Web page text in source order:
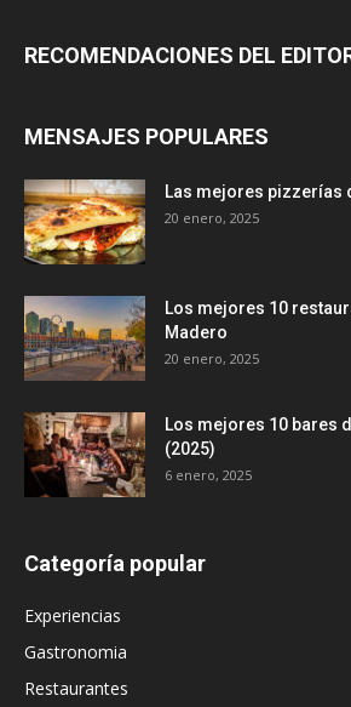
RECOMENDACIONES DEL
MENSAJES POPULARES
Las mejores pizzerías
20 enero, 2025
Los mejores 10
Madero
20 enero, 2025
Los mejores 10 bares
(2025)
6 enero, 2025
Categoría popular
Experiencias
Gastronomia
Restaurantes